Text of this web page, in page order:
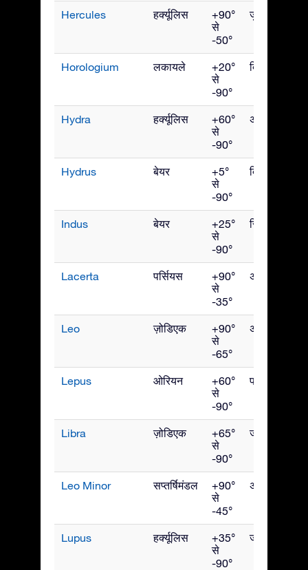
Hercules हर्क्यूलिस
+90°
से
-50°
जुलाई
Horologium लकायले
+20°
से
-90°
दिसंबर
Hydra हर्क्यूलिस
+60°
से
-90°
अप्रैल
Hydrus बेयर
+5°
से
-90°
दिसंबर
Indus बेयर
+25°
से
-90°
सितंबर
Lacerta पर्सियस
+90°
से
-35°
अक्टूबर
Leo ज़ोडिएक
+90°
से
-65°
अप्रैल
Lepus ओरियन
+60°
से
-90°
फरवरी
Libra ज़ोडिएक
+65°
से
-90°
जून
Leo Minor सप्तर्षिमंडल
+90°
से
-45°
अप्रैल
Lupus हर्क्यूलिस
+35°
से
-90°
जून